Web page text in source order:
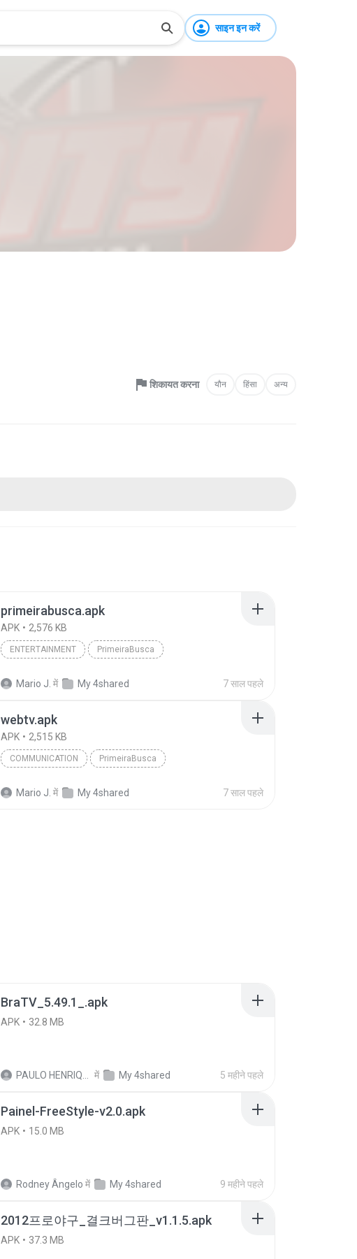
साइन इन करें
शिकायत करना यौन हिंसा अन्य
primeirabusca.apk
APK 2,576 KB
ENTERTAINMENT PrimeiraBusca
Mario J. में My 4shared 7 साल पहले
webtv.apk
APK 2,515 KB
COMMUNICATION PrimeiraBusca
Mario J. में My 4shared 7 साल पहले
BraTV_5.49.1_.apk
APK 32.8 MB
में My 4shared 5 महीने पहले
Painel-FreeStyle-v2.0.apk
APK 15.0 MB
Rodney Ângelo में My 4shared 9 महीने पहले
2012프로야구_결크버그판_v1.1.5.apk
APK 37.3 MB